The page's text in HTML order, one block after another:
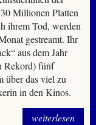
Millionen Platten
ihrem Tod, werden
gestreamt. Ihr
aus dem Jahr
Rekord) fünf
über das viel zu
in den Kinos.
weiterlesen